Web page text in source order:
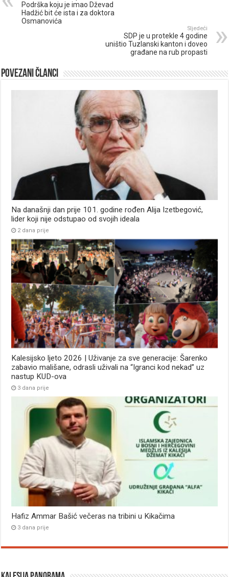
Podrška koju je imao Dževad
Hadžić bit će ista i za doktora
Osmanovića
Sljedeći
SDP je u protekle 4 godine
uništio Tuzlanski kanton i doveo
građane na rub propasti
Povezani članci
Na današnji dan prije 101. godine rođen Alija Izetbegović,
lider koji nije odstupao od svojih ideala
2 dana prije
Kalesijsko ljeto 2026 | Uživanje za sve generacije: Šarenko
zabavio mališane, odrasli uživali na “Igranci kod nekad” uz
nastup KUD-ova
3 dana prije
Hafiz Ammar Bašić večeras na tribini u Kikačima
3 dana prije